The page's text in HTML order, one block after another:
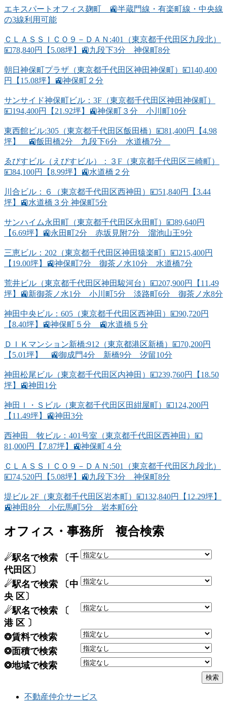
エキスパートオフィス麹町 🚉半蔵門線・有楽町線・中央線
の3線利用可能
ＣＬＡＳＳＩＣＯ９－ＤＡＮ:401（東京都千代田区九段北）
💴78,840円【5.08坪】🚉九段下3分 神保町8分
朝日神保町プラザ（東京都千代田区神田神保町）💴140,400
円【15.08坪】🚉神保町２分
サンサイド神保町ビル：3F（東京都千代田区神田神保町）
💴194,400円【21.92坪】🚉神保町３分 小川町10分
東西館ビル:305（東京都千代田区飯田橋）💴81,400円【4.98
坪】 🚉飯田橋2分 九段下6分 水道橋7分
ゑびすビル（えびすビル）：３F（東京都千代田区三崎町）
💴84,100円【8.99坪】🚉水道橋２分
川合ビル：６（東京都千代田区西神田）💴51,840円【3.44
坪】🚉水道橋３分 神保町5分
サンハイム永田町（東京都千代田区永田町）💴89,640円
【6.69坪】🚉永田町2分 赤坂見附7分 溜池山王9分
三恵ビル：202（東京都千代田区神田猿楽町）💴215,400円
【19.00坪】🚉神保町7分 御茶ノ水10分 水道橋7分
荒井ビル（東京都千代田区神田駿河台）💴207,900円【11.49
坪】🚉新御茶ノ水1分 小川町5分 淡路町6分 御茶ノ水8分
神田中央ビル：605（東京都千代田区西神田）💴90,720円
【8.40坪】🚉神保町５分 🚉水道橋５分
ＤＩＫマンション新橋:912（東京都港区新橋）💴70,200円
【5.01坪】 🚉御成門4分 新橋9分 汐留10分
神田松尾ビル（東京都千代田区内神田）💴239,760円【18.50
坪】🚉神田1分
神田Ｉ・Ｓビル（東京都千代田区田紺屋町）💴124,200円
【11.49坪】🚉神田3分
西神田 牧ビル：401号室（東京都千代田区西神田）💴
81,000円【7.87坪】🚉神保町４分
ＣＬＡＳＳＩＣＯ９－ＤＡＮ:501（東京都千代田区九段北）
💴74,520円【5.08坪】🚉九段下3分 神保町8分
堤ビル 2F（東京都千代田区岩本町）💴132,840円【12.29坪】
🚉神田8分 小伝馬町5分 岩本町6分
オフィス・事務所 複合検索
☄駅名で検索 〔千
代田区〕
☄駅名で検索 〔中
央 区〕
☄駅名で検索 〔
港 区 〕
❂賃料で検索
❂面積で検索
❂地域で検索
不動産仲介サービス